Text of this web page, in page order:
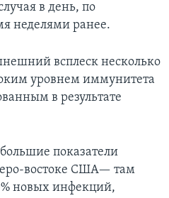
в день, по
неделями ранее.
всплеск несколько
уровнем иммунитета
в результате
показатели
востоке США— там
новых инфекций,